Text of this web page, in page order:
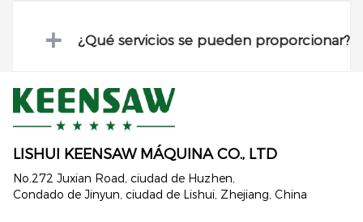
+ ¿Qué servicios se pueden proporcionar?
LISHUI ​​KEENSAW MÁQUINA CO., LTD
No.272 Juxian Road, ciudad de Huzhen,
Condado de Jinyun, ciudad de Lishui, Zhejiang, China